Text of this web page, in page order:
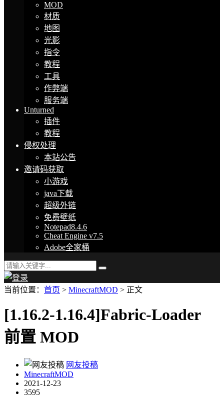
MOD
材质
地图
光影
指令
教程
工具
作弊端
服务端
Unturned
插件
教程
侵权处理
本站公告
邀请码获取
小游戏
java下载
超级外链
免费壁纸
Notepad8.4.6
Cheat Engine v7.5
Adobe全家桶
当前位置： 首页 > MinecraftMOD > 正文
[1.16.2-1.16.4]Fabric-Loader
前置 MOD
网友投稿
MinecraftMOD
2021-12-23
3595